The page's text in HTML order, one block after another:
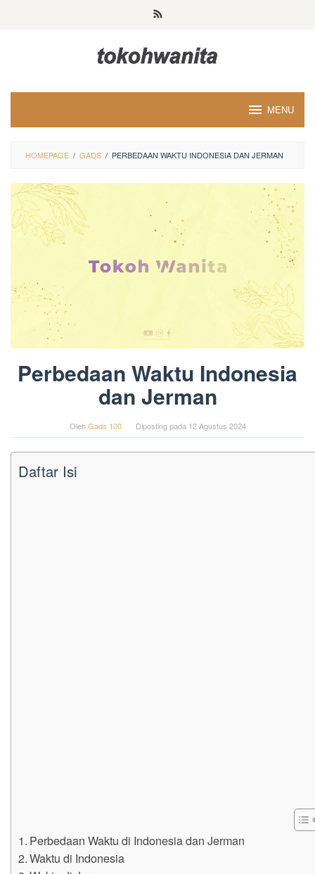
MENU
HOMEPAGE / GADS / PERBEDAAN WAKTU INDONESIA DAN JERMAN
Perbedaan Waktu Indonesia
dan Jerman
OlehGads 100 Diposting pada 12 Agustus 2024
Daftar Isi
Perbedaan Waktu di Indonesia dan Jerman
Waktu di Indonesia